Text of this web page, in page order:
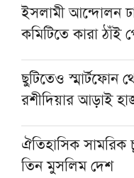
ইসলামী আন্দোলন
কমিটিতে কারা ঠাঁই
ছুটিতেও স্মার্টফোন
রশীদিয়ার আড়াই
ঐতিহাসিক সামরিক
তিন মুসলিম দেশ